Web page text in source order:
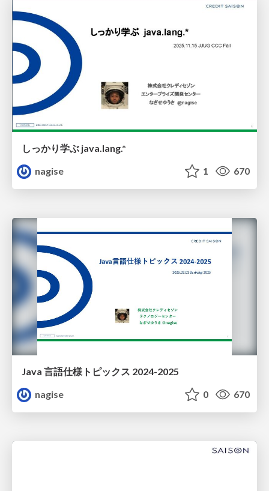
しっかり学ぶ java.lang.*
nagise
1 670
Java 言語仕様トピックス 2024-2025
nagise
0 670